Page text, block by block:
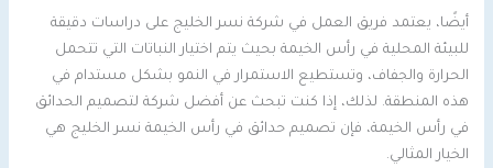
أيضًا، يعتمد فريق العمل في شركة نسر الخليج على دراسات دقيقة
للبيئة المحلية في رأس الخيمة بحيث يتم اختيار النباتات التي تتحمل
الحرارة والجفاف، وتستطيع الاستمرار في النمو بشكل مستدام في
هذه المنطقة. لذلك، إذا كنت تبحث عن أفضل شركة لتصميم الحدائق
في رأس الخيمة، فإن تصميم حدائق في رأس الخيمة نسر الخليج هي
الخيار المثالي.